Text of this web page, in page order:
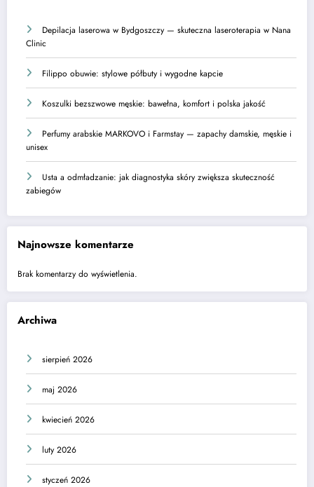
Depilacja laserowa w Bydgoszczy — skuteczna laseroterapia w Nana
Clinic
Filippo obuwie: stylowe półbuty i wygodne kapcie
Koszulki bezszwowe męskie: bawełna, komfort i polska jakość
Perfumy arabskie MARKOVO i Farmstay — zapachy damskie, męskie i
unisex
Usta a odmładzanie: jak diagnostyka skóry zwiększa skuteczność
zabiegów
Najnowsze komentarze
Brak komentarzy do wyświetlenia.
Archiwa
sierpień 2026
maj 2026
kwiecień 2026
luty 2026
styczeń 2026